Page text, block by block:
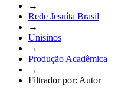
→
Rede Jesuíta Brasil
→
Unisinos
→
Produção Acadêmica
→
Filtrador por: Autor